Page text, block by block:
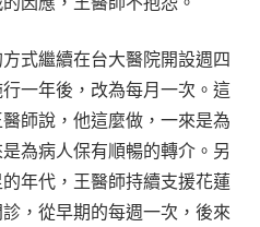
式繼續在台大醫院開設週四
一年後，改為每月一次。這
師說，他這麼做，一來是為
為病人保有順暢的轉介。另
年代，王醫師持續支援花蓮
，從早期的每週一次，後來